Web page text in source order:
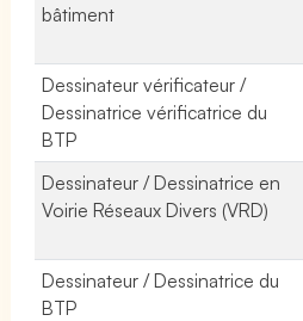
bâtiment
Dessinateur vérificateur /
Dessinatrice vérificatrice du
BTP
Dessinateur / Dessinatrice en
Voirie Réseaux Divers (VRD)
Dessinateur / Dessinatrice du
BTP